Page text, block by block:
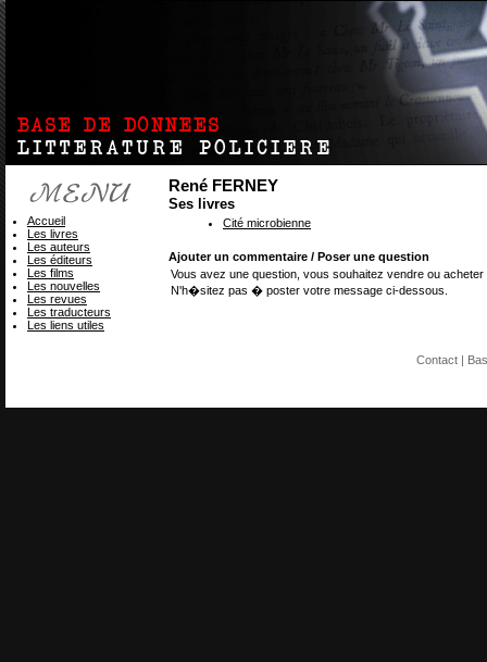
René FERNEY
Ses livres
Cité microbienne
Ajouter un commentaire / Poser une question
Vous avez une question, vous souhaitez vendre ou
N'h�sitez pas � poster votre message ci-dessous.
Accueil
Les livres
Les auteurs
Les éditeurs
Les films
Les nouvelles
Les revues
Les traducteurs
Les liens utiles
Contact|